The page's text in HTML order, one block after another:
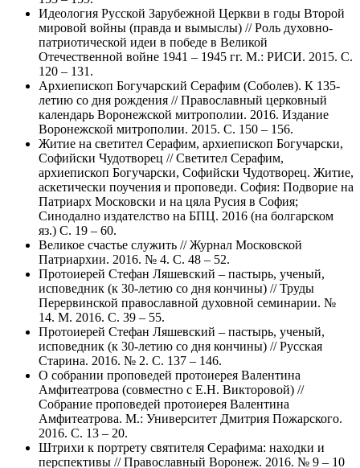
Идеология Русской Зарубежной Церкви в годы Второй
мировой войны (правда и вымыслы) // Роль духовно-
патриотической идеи в победе в Великой
Отечественной войне 1941 – 1945 гг. М.: РИСИ. 2015. С.
120 – 131.
Архиепископ Богучарский Серафим (Соболев). К 135-
летию со дня рождения // Православный церковный
календарь Воронежской митрополии. 2016. Издание
Воронежской митрополии. 2015. С. 150 – 156.
Житие на светител Серафим, архиепископ Богучарски,
Софийски Чудотворец // Светител Серафим,
архиепископ Богучарски, Софийски Чудотворец. Житие,
аскетически поучения и проповеди. София: Подворие на
Патриарх Московски и на цяла Русия в София;
Синодално издателство на БПЦ. 2016 (на болгарском
яз.) С. 19 – 60.
Великое счастье служить // Журнал Московской
Патриархии. 2016. № 4. С. 48 – 52.
Протоиерей Стефан Ляшевский – пастырь, ученый,
исповедник (к 30-летию со дня кончины) // Труды
Перервинской православной духовной семинарии. №
14. М. 2016. С. 39 – 55.
Протоиерей Стефан Ляшевский – пастырь, ученый,
исповедник (к 30-летию со дня кончины) // Русская
Старина. 2016. № 2. С. 137 – 146.
О собрании проповедей протоиерея Валентина
Амфитеатрова (совместно с Е.Н. Викторовой) //
Собрание проповедей протоиерея Валентина
Амфитеатрова. М.: Университет Дмитрия Пожарского.
2016. С. 13 – 20.
Штрихи к портрету святителя Серафима: находки и
перспективы // Православный Воронеж. 2016. № 9 – 10